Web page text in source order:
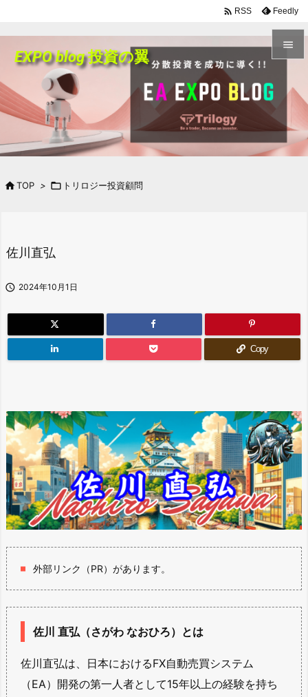

メニュ

前へ

次へ
 RSS Feedly
EXPO blog 投資の翼
TOP >  トリロジー投資顧問
佐川直弘
 2024年10月1日
Copy
外部リンク（PR）があります。
佐川 直弘（さがわ なおひろ）とは
佐川直弘は、日本におけるFX自動売買システム
（EA）開発の第一人者として15年以上の経験を持ち